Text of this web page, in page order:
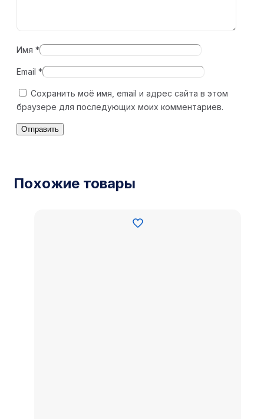
Имя *
Email *
Сохранить моё имя, email и адрес сайта в этом
браузере для последующих моих комментариев.
Похожие товары